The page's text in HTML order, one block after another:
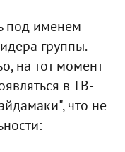
под именем
группы.
на тот момент
в ТВ-
что не